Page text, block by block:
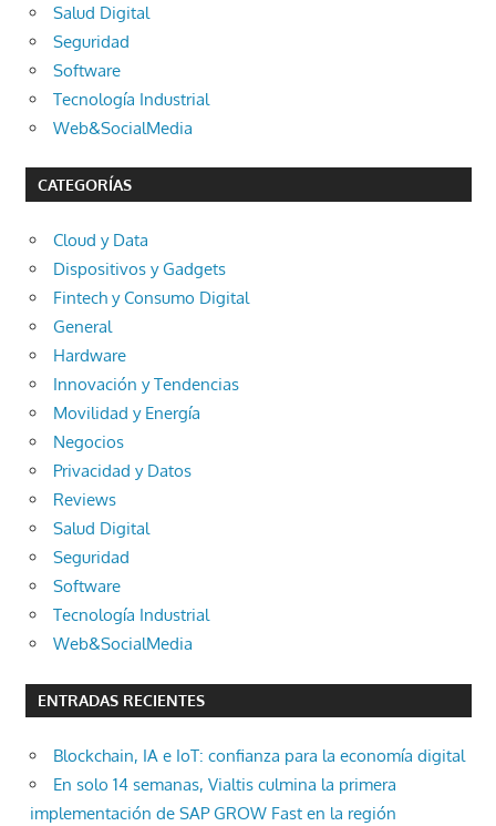
Salud Digital
Seguridad
Software
Tecnología Industrial
Web&SocialMedia
CATEGORÍAS
Cloud y Data
Dispositivos y Gadgets
Fintech y Consumo Digital
General
Hardware
Innovación y Tendencias
Movilidad y Energía
Negocios
Privacidad y Datos
Reviews
Salud Digital
Seguridad
Software
Tecnología Industrial
Web&SocialMedia
ENTRADAS RECIENTES
Blockchain, IA e IoT: confianza para la economía digital
En solo 14 semanas, Vialtis culmina la primera
implementación de SAP GROW Fast en la región